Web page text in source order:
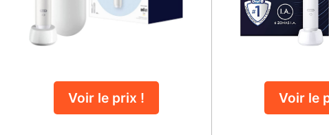
Voir le prix ! Voir le